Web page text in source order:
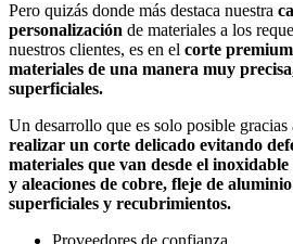
Pero quizás donde más destaca nuestra
personalización de materiales a los
nuestros clientes, es en el corte
materiales de una manera muy
superficiales.
Un desarrollo que es solo posible gracias
realizar un corte delicado evitando
materiales que van desde el
y aleaciones de cobre, fleje de
superficiales y recubrimientos.